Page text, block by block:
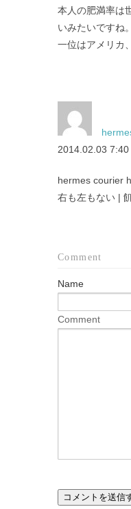
本人の肥満率は
いみたいですね。
一位はアメリカ
2014.02.03 7:40
hermes courier
右も左もない |
Comment
Name
Comment